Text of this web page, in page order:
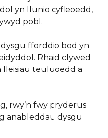
yn llunio cyfleoedd,
pobl.
fforddio bod yn
Rhaid clywed
lleisiau teuluoedd a
rwy’n fwy pryderus
anableddau dysgu